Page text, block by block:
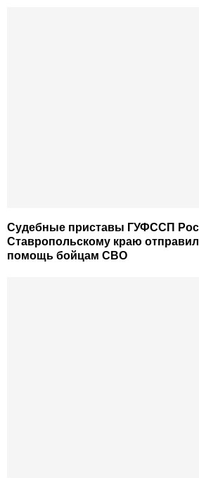
Судебные приставы ГУФССП
Ставропольскому краю
помощь бойцам СВО